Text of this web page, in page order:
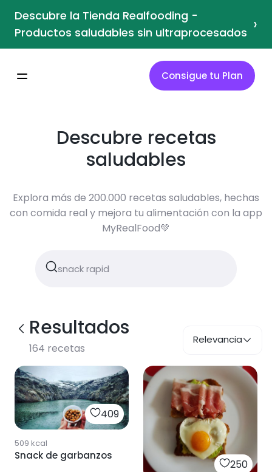
Descubre la Tienda Realfooding -
Productos saludables sin ultraprocesados ›
Consigue tu Plan
Descubre recetas
saludables
Explora más de 200.000 recetas saludables, hechas
con comida real y mejora tu alimentación con la app
MyRealFood💚
Resultados
164 recetas
Relevancia
409
509 kcal
Snack de garbanzos
250